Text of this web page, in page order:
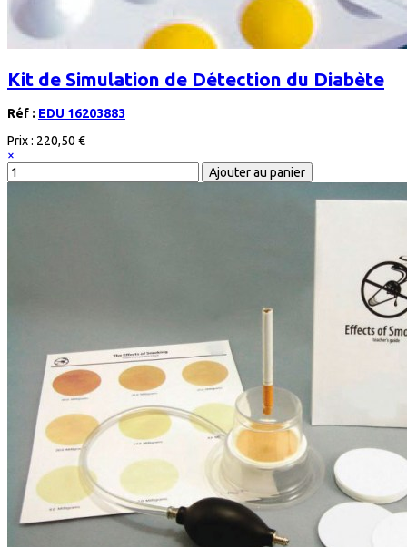
Kit de Simulation de Détection du Diabète
Réf : EDU 16203883
Prix : 220,50 €
×